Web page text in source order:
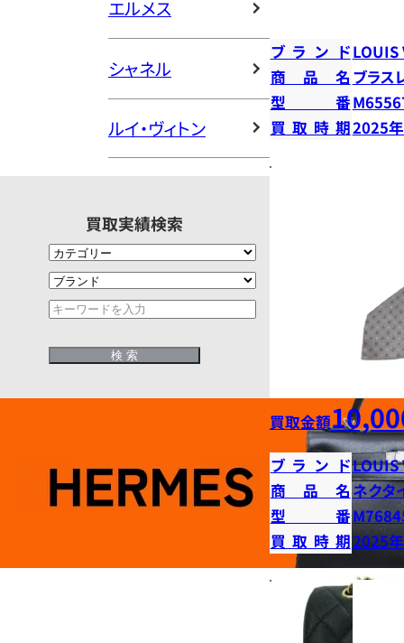
エルメス
シャネル
ルイ・ヴィトン
買取実績検索
ブランドLOUIS
商品名 ブラス
型番
買取時期2025
買取金額
ブランドLOUIS
商品名 ネクタ
型番
買取時期2025